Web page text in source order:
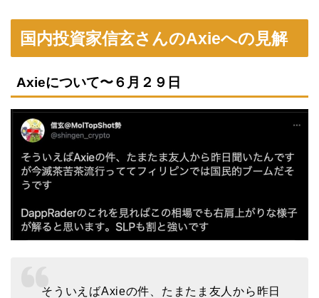
国内投資家信玄さんのAxieへの見解
Axieについて〜６月２９日
そういえばAxieの件、たまたま友人から昨日